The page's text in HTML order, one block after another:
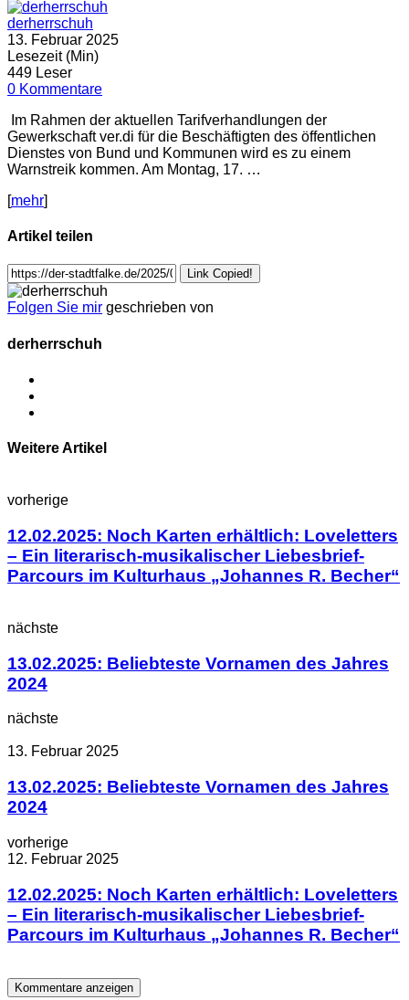
derherrschuh
13. Februar 2025
Lesezeit (Min)
449 Leser
0 Kommentare
Im Rahmen der aktuellen Tarifverhandlungen der
Gewerkschaft ver.di für die Beschäftigten des öffentlichen
Dienstes von Bund und Kommunen wird es zu einem
Warnstreik kommen. Am Montag, 17. …
[mehr]
Artikel teilen
Link Copied!
Folgen Sie mir geschrieben von
derherrschuh
Weitere Artikel
vorherige
12.02.2025: Noch Karten erhältlich: Loveletters
– Ein literarisch-musikalischer Liebesbrief-
Parcours im Kulturhaus „Johannes R. Becher“
nächste
13.02.2025: Beliebteste Vornamen des Jahres
2024
nächste
13. Februar 2025
13.02.2025: Beliebteste Vornamen des Jahres
2024
vorherige
12. Februar 2025
12.02.2025: Noch Karten erhältlich: Loveletters
– Ein literarisch-musikalischer Liebesbrief-
Parcours im Kulturhaus „Johannes R. Becher“
Kommentare anzeigen